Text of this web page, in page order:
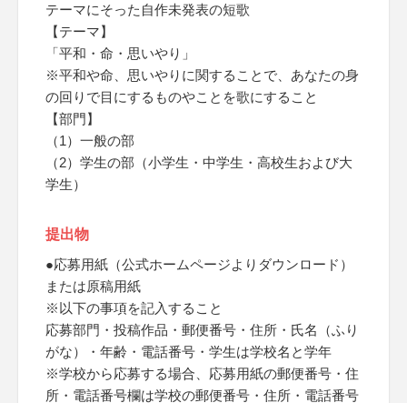
テーマにそった自作未発表の短歌
【テーマ】
「平和・命・思いやり」
※平和や命、思いやりに関することで、あなたの身
の回りで目にするものやことを歌にすること
【部門】
（1）一般の部
（2）学生の部（小学生・中学生・高校生および大
学生）
提出物
●応募用紙（公式ホームページよりダウンロード）
または原稿用紙
※以下の事項を記入すること
応募部門・投稿作品・郵便番号・住所・氏名（ふり
がな）・年齢・電話番号・学生は学校名と学年
※学校から応募する場合、応募用紙の郵便番号・住
所・電話番号欄は学校の郵便番号・住所・電話番号